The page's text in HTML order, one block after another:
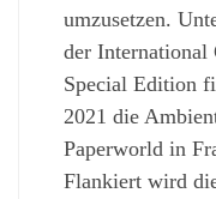
umzusetzen.
der International
Special Edition
2021 die
Paperworld in
Flankiert wird